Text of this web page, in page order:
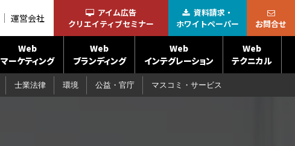
Web
マーケティング
Web
ブランディング
Web
インテグレーション
Web
テクニカル
運営会社
アイム広告
クリエイティブセミナー
資料請求・
ホワイトペーパー
お問合せ
士業法律 環境 公益・官庁 マスコミ・サービス